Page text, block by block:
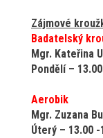
Zájmové
Badatelský
Mgr. Kateřina
Pondělí –
Aerobik
Mgr. Zuzana
Úterý – 13.00 -